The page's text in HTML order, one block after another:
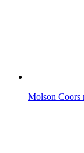
Molson Coors